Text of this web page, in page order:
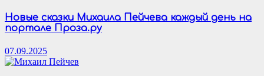
Новые сказки Михаила Пейчева каждый день на
портале Проза.ру
07.09.2025